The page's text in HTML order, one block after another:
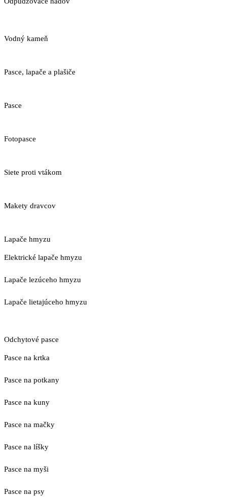
Vodný kameň
Pasce, lapače a plašiče
Pasce
Fotopasce
Siete proti vtákom
Makety dravcov
Lapače hmyzu
Elektrické lapače hmyzu
Lapače lezúceho hmyzu
Lapače lietajúceho hmyzu
Odchytové pasce
Pasce na krtka
Pasce na potkany
Pasce na kuny
Pasce na mačky
Pasce na líšky
Pasce na myši
Pasce na psy